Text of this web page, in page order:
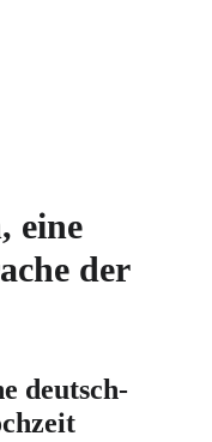
eine
der
deutsch-